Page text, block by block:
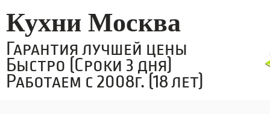
Кухни Москва
Гарантия лучшей цены
Быстро (Сроки 3 дня)
Работаем с 2008г. (18 лет)